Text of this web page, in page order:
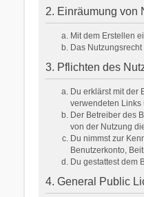
2. Einräumung von
Mit dem Erstellen
Das
3. Pflichten des
Du erklärst mit der
verwendeten Links
Der Betreiber des
von der Nutzung
Du nimmst zur
Benutzerkonto,
Du gestattest dem
4. General Public